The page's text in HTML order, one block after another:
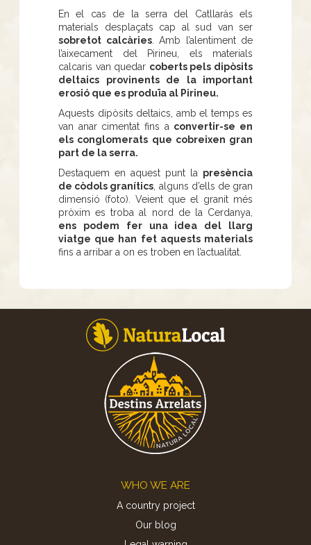
En el cas de la serra del Catllaràs els
materials desplaçats cap al sud van ser
sobretot calcàries. Amb l’alentiment de
l’aixecament del Pirineu, els materials
calcaris van quedar coberts pels dipòsits
deltaics provinents de la important
erosió que es produïa al Pirineu.
Aquests dipòsits deltaics, amb el temps es
van anar cimentat fins a convertir-se en
els conglomerats que cobreixen gran
part de la serra.
Destaquem en aquest punt la presència
de còdols granítics , alguns d’ells de gran
dimensió (foto). Veient que el granit més
pròxim es troba al nord de la Cerdanya,
ens podem fer una idea del llarg
viatge que han fet aquests materials
fins a arribar a on es troben en l’actualitat.
WHO WE ARE
A country project
Our blog